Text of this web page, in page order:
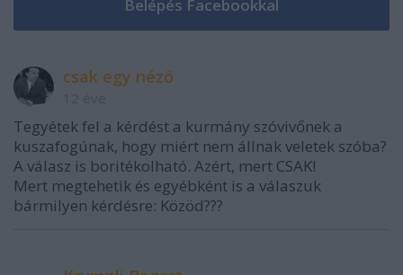
csak egy néző
Tegyétek fel a kérdést a kurmány szóvivőnek a
kuszafogúnak, hogy miért nem állnak veletek szóba?
A válasz is boritékolható. Azért, mert CSAK!
Mert megtehetik és egyébként is a válaszuk
bármilyen kérdésre: Közöd???